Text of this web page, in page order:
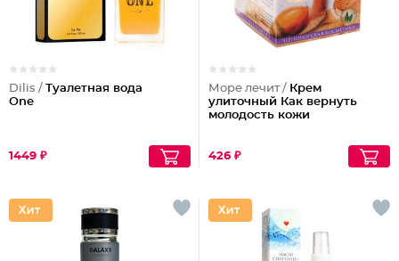
Dilis / Туалетная вода
One
1449 ₽
Море лечит / Крем
улиточный Как вернуть
молодость кожи
426 ₽